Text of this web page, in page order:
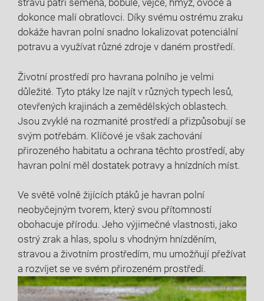
stravu patří semena, bobule, vejce, hmyz, ovoce a
dokonce malí obratlovci. Díky svému ostrému zraku
dokáže havran polní snadno lokalizovat potenciální
potravu a využívat různé zdroje v daném prostředí.
Životní prostředí pro havrana polního je velmi
důležité. Tyto ptáky lze najít v různých typech lesů,
otevřených krajinách a zemědělských oblastech.
Jsou zvyklé na rozmanité prostředí a přizpůsobují se
svým potřebám. Klíčové je však zachování
přirozeného habitatu a ochrana těchto prostředí, aby
havran polní měl dostatek potravy a hnízdních míst.
Ve světě volně žijících ptáků je havran polní
neobyčejným tvorem, který svou přítomností
obohacuje přírodu. Jeho výjimečné vlastnosti, jako
ostrý zrak a hlas, spolu s vhodným hnízděním,
stravou a životním prostředím, mu umožňují přežívat
a rozvíjet se ve svém přirozeném prostředí.